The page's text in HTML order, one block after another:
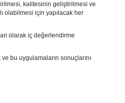
kalitesinin geliştirilmesi ve
olabilmesi için yapılacak her
olarak iç değerlendirme
bu uygulamaların sonuçlarını